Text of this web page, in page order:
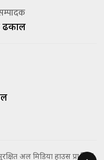
ढकाल
अल मिडिया हाउस प्रा.लि. |